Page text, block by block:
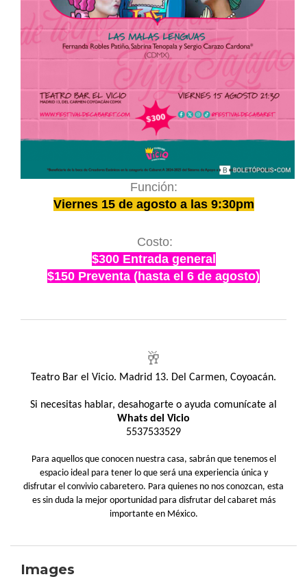
Función:
Viernes 15 de agosto a las 9:30pm
Costo:
$300 Entrada general
$150 Preventa (hasta el 6 de agosto)
🥂
Teatro Bar el Vicio. Madrid 13. Del Carmen, Coyoacán.
Si necesitas hablar, desahogarte o ayuda comunícate al
Whats del Vicio
5537533529
Para aquellos que conocen nuestra casa, sabrán que tenemos el
espacio ideal para tener lo que será una experiencia única y
disfrutar el convivio cabaretero. Para quienes no nos conozcan, esta
es sin duda la mejor oportunidad para disfrutar del cabaret más
importante en México.
Images